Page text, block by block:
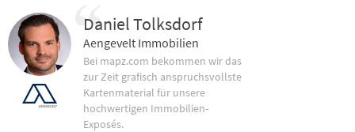
Daniel Tolksdorf
Aengevelt Immobilien
Bei mapz.com bekommen wir das
zur Zeit grafisch anspruchsvollste
Kartenmaterial für unsere
hochwertigen Immobilien-
Exposés.